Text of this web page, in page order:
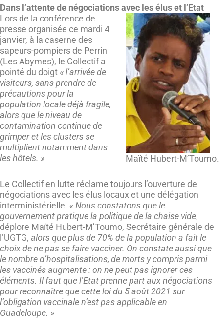
Dans l’attente de négociations avec les élus et l’Etat
Maïté Hubert-M’Toumo.
Lors de la conférence de
presse organisée ce mardi 4
janvier, à la caserne des
sapeurs-pompiers de Perrin
(Les Abymes), le Collectif a
pointé du doigt « l’arrivée de
visiteurs, sans prendre de
précautions pour la
population locale déjà fragile,
alors que le niveau de
contamination continue de
grimper et les clusters se
multiplient notamment dans
les hôtels. »
Le Collectif en lutte réclame toujours l’ouverture de
négociations avec les élus locaux et une délégation
interministérielle. « Nous constatons que le
gouvernement pratique la politique de la chaise vide,
déplore Maïté Hubert-M’Toumo, Secrétaire générale de
l’UGTG, alors que plus de 70% de la population a fait le
choix de ne pas se faire vacciner. On constate aussi que
le nombre d’hospitalisations, de morts y compris parmi
les vaccinés augmente : on ne peut pas ignorer ces
éléments. Il faut que l’Etat prenne part aux négociations
pour reconnaître que cette loi du 5 août 2021 sur
l’obligation vaccinale n’est pas applicable en
Guadeloupe. »